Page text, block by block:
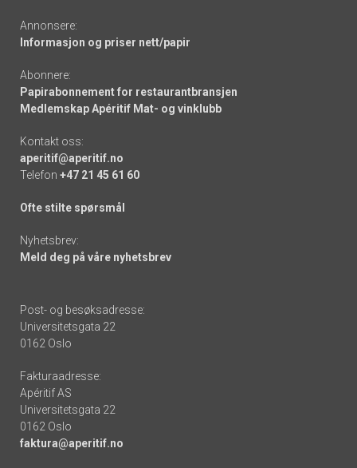
Annonsere:
Informasjon og priser nett/papir
Abonnere:
Papirabonnement for restaurantbransjen
Medlemskap Apéritif Mat- og vinklubb
Kontakt oss:
aperitif@aperitif.no
Telefon +47 21 45 61 60
Ofte stilte spørsmål
Nyhetsbrev:
Meld deg på våre nyhetsbrev
Post- og besøksadresse:
Universitetsgata 22
0162 Oslo
Fakturaadresse:
Apéritif AS
Universitetsgata 22
0162 Oslo
faktura@aperitif.no